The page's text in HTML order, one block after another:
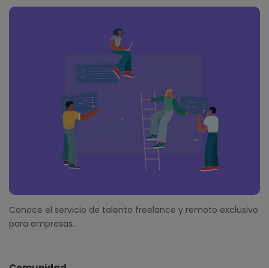
Conoce el servicio de talento freelance y remoto exclusivo
para empresas.